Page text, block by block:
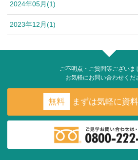
2024年05月(1)
2023年12月(1)
ご不明点・ご質問等ございま
お気軽にお問い合わせくだ
無料 まずは気軽に資